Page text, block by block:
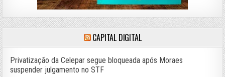
CAPITAL DIGITAL
Privatização da Celepar segue bloqueada após Moraes
suspender julgamento no STF